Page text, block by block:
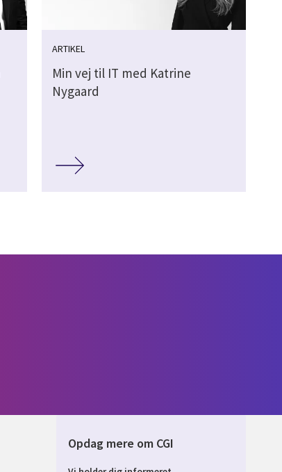
ARTIKEL
Min vej til IT med Katrine
Nygaard
Opdag mere om CGI